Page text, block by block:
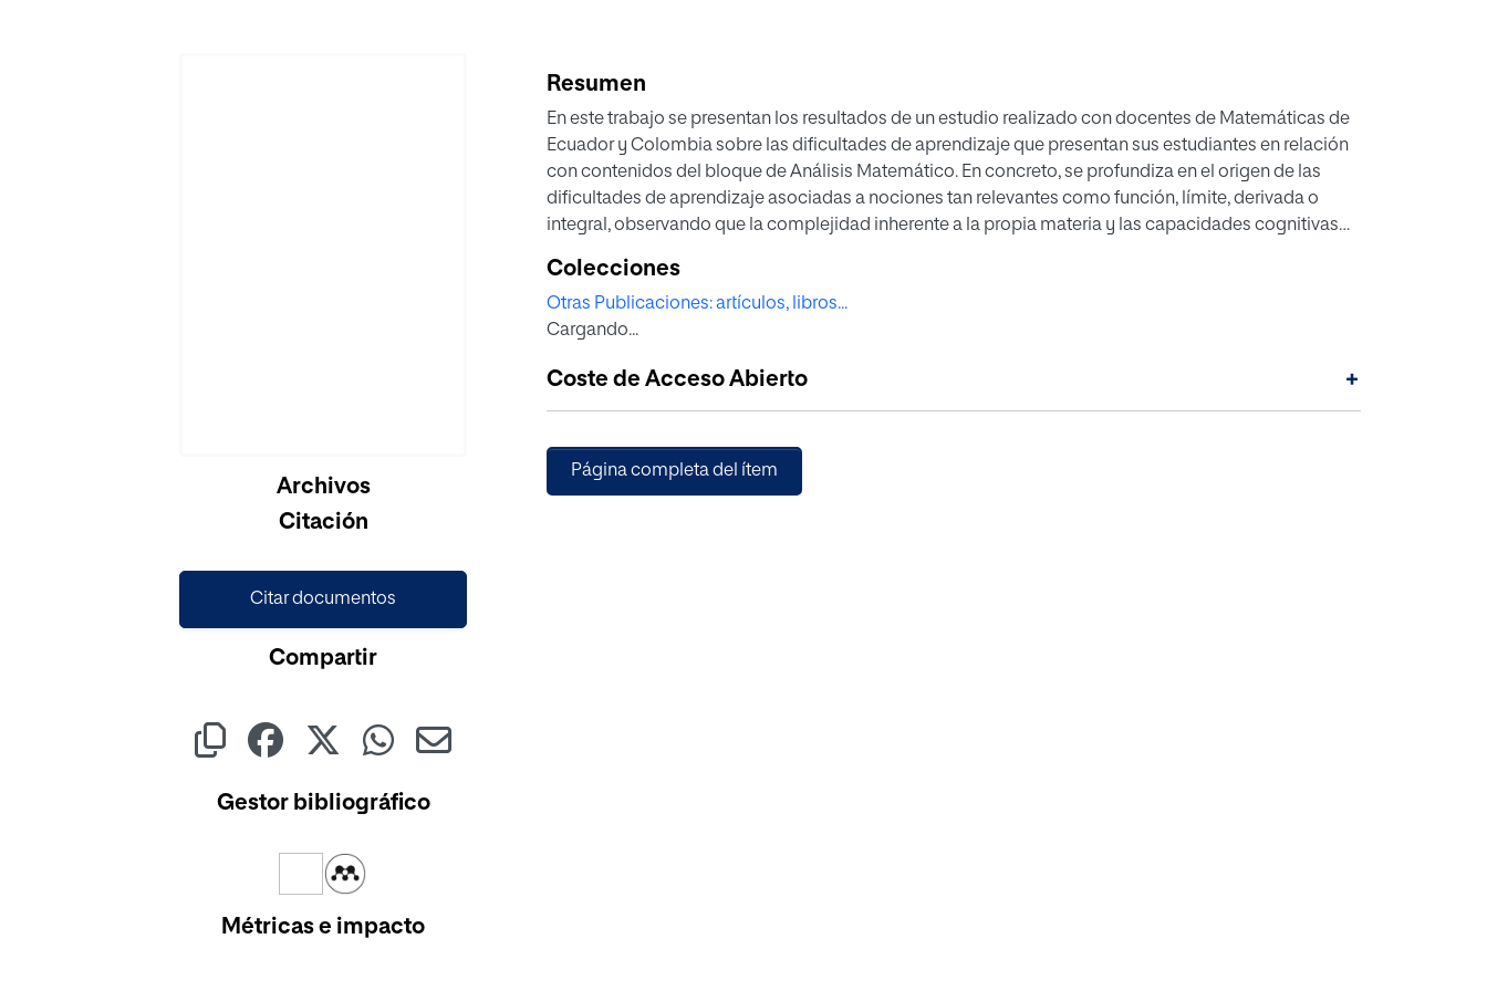
Archivos
Citación
Citar documentos
Compartir
Gestor bibliográfico
Métricas e impacto
Resumen
En este trabajo se presentan los resultados de un estudio realizado con docentes de Matemáticas de
Ecuador y Colombia sobre las dificultades de aprendizaje que presentan sus estudiantes en relación
con contenidos del bloque de Análisis Matemático. En concreto, se profundiza en el origen de las
dificultades de aprendizaje asociadas a nociones tan relevantes como función, límite, derivada o
integral, observando que la complejidad inherente a la propia materia y las capacidades cognitivas
Finalmente, las estrategias didácticas propuestas mayoritariamente para la mejora de los procesos
de enseñanza son la utilización de las Tecnologías de la Información y las Comunicaciones (TIC), la
identificación de los conocimientos previos del alumnado, el diseño de planes de refuerzo y el
Colecciones
Otras Publicaciones: artículos, libros...
Cargando...
Coste de Acceso Abierto +
Página completa del ítem